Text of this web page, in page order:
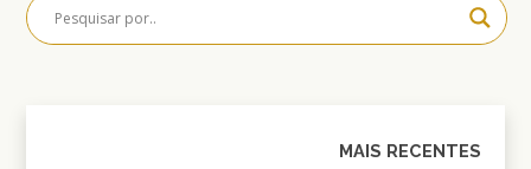
MAIS RECENTES